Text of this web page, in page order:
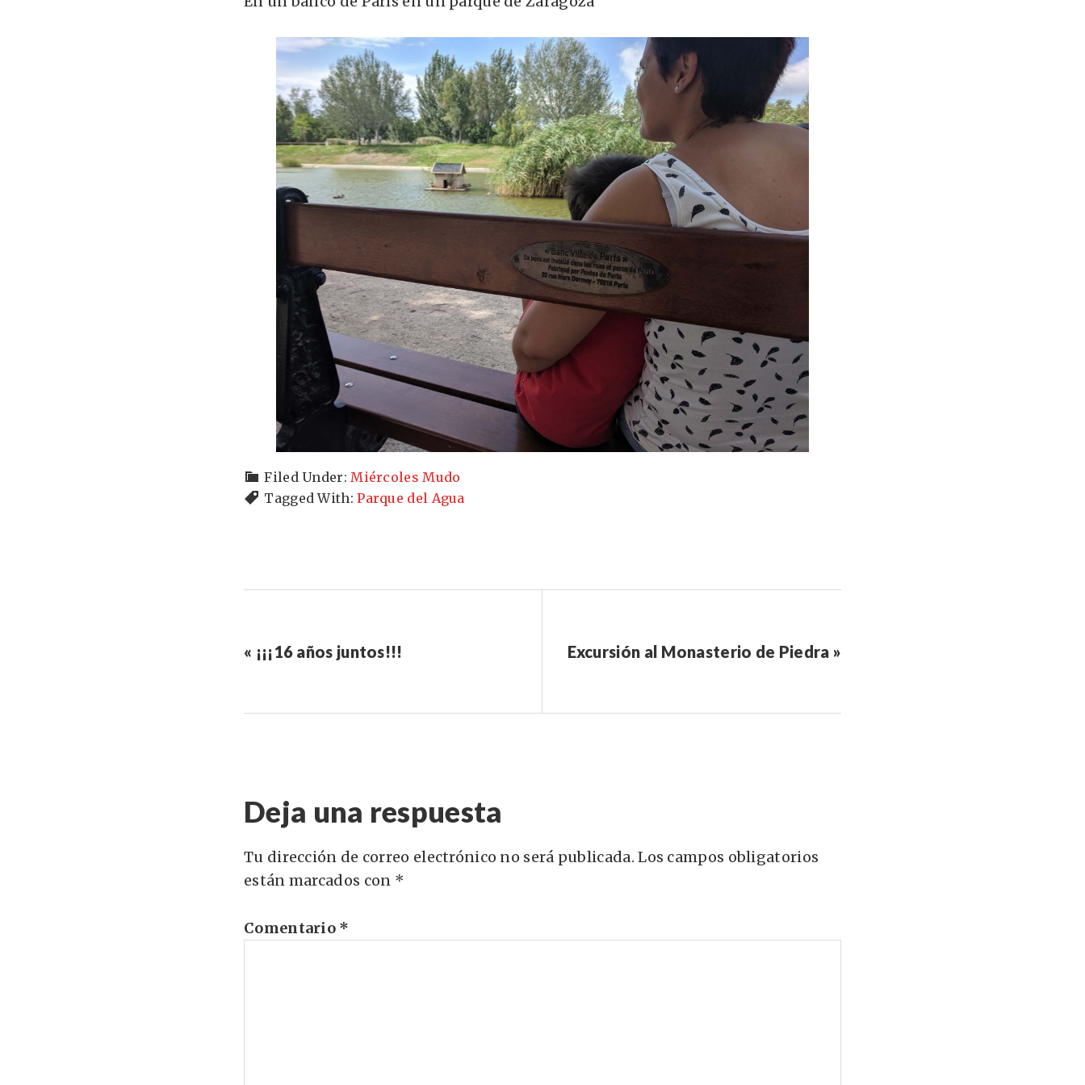
Filed Under:Miércoles Mudo
Tagged With:Parque del Agua
« ¡¡¡16 años juntos!!! Excursión al Monasterio de Piedra »
Deja una respuesta
Tu dirección de correo electrónico no será publicada. Los campos obligatorios
están marcados con *
Comentario *